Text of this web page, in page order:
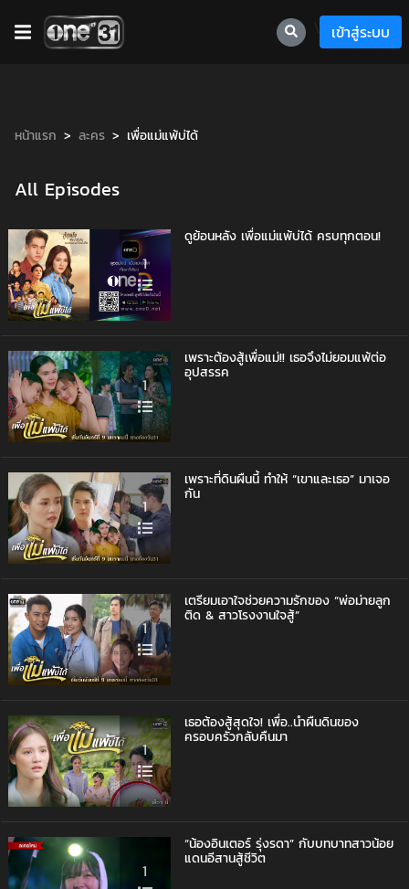
เข้าสู่ระบบ
หน้าแรก ละคร เพื่อแม่แพ้บ่ได้
All Episodes
1
ดูย้อนหลัง เพื่อแม่แพ้บ่ได้ ครบทุกตอน!
1
เพราะต้องสู้เพื่อแม่!! เธอจึงไม่ยอมแพ้ต่อ
อุปสรรค
1
เพราะที่ดินผืนนี้ ทำให้ “เขาและเธอ” มาเจอ
กัน
1
เตรียมเอาใจช่วยความรักของ “พ่อม่ายลูก
ติด & สาวโรงงานใจสู้”
1
เธอต้องสู้สุดใจ! เพื่อ..นำผืนดินของ
ครอบครัวกลับคืนมา
1
“น้องอินเตอร์ รุ่งรดา” กับบทบาทสาวน้อย
แดนอีสานสู้ชีวิต